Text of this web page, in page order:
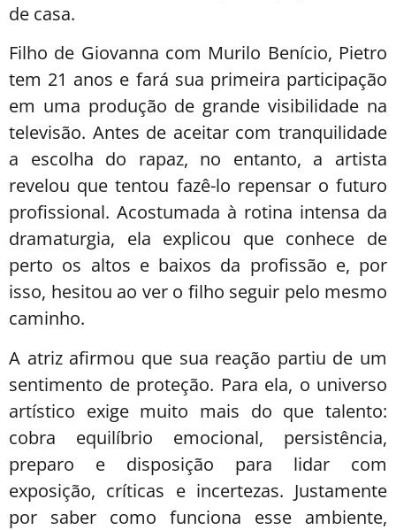
de casa.
Filho de Giovanna com Murilo Benício, Pietro
tem 21 anos e fará sua primeira participação
em uma produção de grande visibilidade na
televisão. Antes de aceitar com tranquilidade
a escolha do rapaz, no entanto, a artista
revelou que tentou fazê-lo repensar o futuro
profissional. Acostumada à rotina intensa da
dramaturgia, ela explicou que conhece de
perto os altos e baixos da profissão e, por
isso, hesitou ao ver o filho seguir pelo mesmo
caminho.
A atriz afirmou que sua reação partiu de um
sentimento de proteção. Para ela, o universo
artístico exige muito mais do que talento:
cobra equilíbrio emocional, persistência,
preparo e disposição para lidar com
exposição, críticas e incertezas. Justamente
por saber como funciona esse ambiente,